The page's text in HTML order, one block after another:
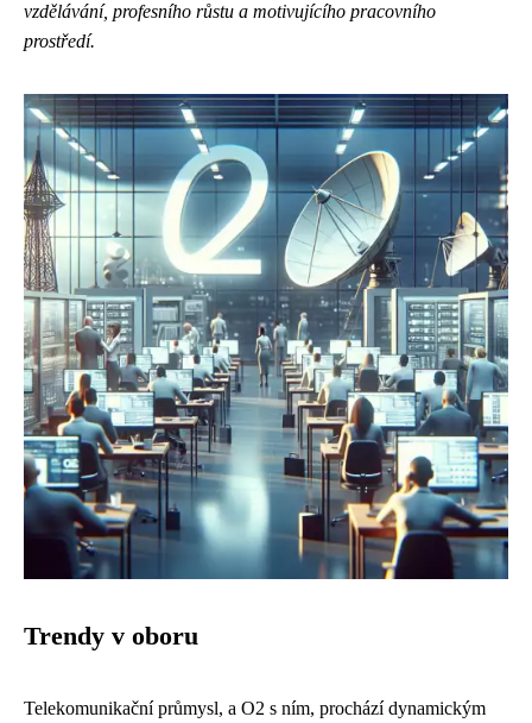
vzdělávání, profesního růstu a motivujícího pracovního
prostředí.
Trendy v oboru
Telekomunikační průmysl, a O2 s ním, prochází dynamickým